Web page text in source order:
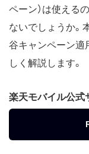
ペーン）は使える
ないでしょうか。
谷キャンペーン適
しく解説します。
楽天モバイル公式